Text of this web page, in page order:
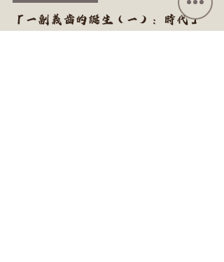
「一副義齒的誕生（一）：時代」